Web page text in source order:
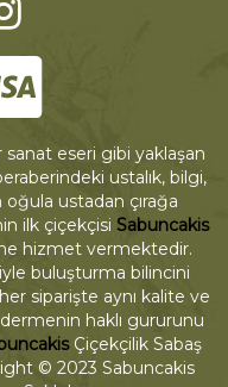
sanat eseri gibi yaklaşan
ustalık, bilgi,
ustadan çırağa
ilk çiçekçisi Sabuncakis
hizmet vermektedir.
buluşturma bilincini
siparişte aynı kalite ve
haklı gururunu
Çiçekçilik Sabaş
2023 Sabuncakis